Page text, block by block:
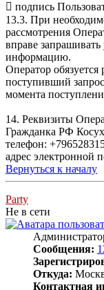
 подпись
13.3. При
рассмотрения
вправе
информацию.
Оператор обязуется
поступивший
момента
14. Реквизиты
Гражданка РФ
телефон:
адрес электронной
Вернуться к началу
Party
Не в сети
Сообщения:
Откуда:
Контактная